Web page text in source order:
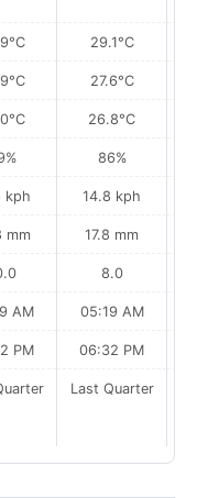
kph
mm
AM
PM
29.1°C
27.6°C
26.8°C
86%
14.8 kph
17.8 mm
8.0
05:19 AM
06:32 PM
Last Quarter